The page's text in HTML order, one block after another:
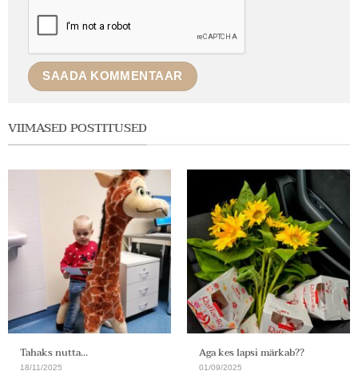
VIIMASED POSTITUSED
Tahaks nutta…
18/11/2025
Aga kes lapsi märkab??
01/09/2025